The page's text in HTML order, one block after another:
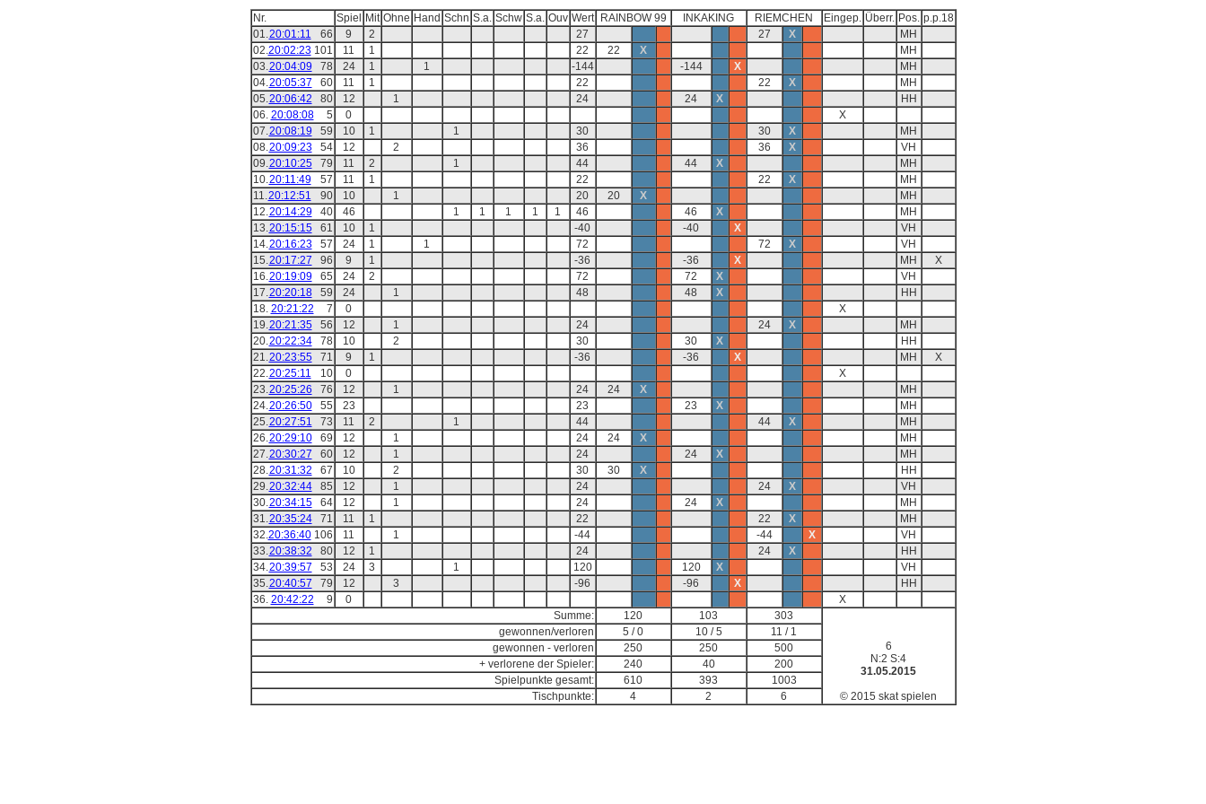
Nr. Spiel Mit Ohne Hand Schn S.a. Schw S.a. Ouv Wert RAINBOW 99 INKAKING RIEMCHEN Eingep. Überr. Pos. p.p.18
01.20:01:11 66 9 2 27 27 X
MH
02.20:02:23101 11 1 22 22 X
MH
03.20:04:09 78 24 1 1 -144 -144 X
MH
04.20:05:37 60 11 1 22 22 X
MH
05.20:06:42 80 12 1 24 24 X
HH
06. 20:08:08 5 0
X
07.20:08:19 59 10 1 1 30 30 X
MH
08.20:09:23 54 12 2 36 36 X
VH
09.20:10:25 79 11 2 1 44 44 X
MH
10.20:11:49 57 11 1 22 22 X
MH
11.20:12:51 90 10 1 20 20 X
MH
12.20:14:29 40 46 1 1 1 1 1 46 46 X
MH
13.20:15:15 61 10 1 -40 -40 X
VH
14.20:16:23 57 24 1 1 72 72 X
VH
15.20:17:27 96 9 1 -36 -36 X MH
X
16.20:19:09 65 24 2 72 72 X
VH
17.20:20:18 59 24 1 48 48 X
HH
18. 20:21:22 7 0
X
19.20:21:35 56 12 1 24 24 X
MH
20.20:22:34 78 10 2 30 30 X
HH
21.20:23:55 71 9 1 -36 -36 X MH
X
22.20:25:11 10 0
X
23.20:25:26 76 12 1 24 24 X
MH
24.20:26:50 55 23 23 23 X
MH
25.20:27:51 73 11 2 1 44 44 X
MH
26.20:29:10 69 12 1 24 24 X
MH
27.20:30:27 60 12 1 24 24 X
MH
28.20:31:32 67 10 2 30 30 X
HH
29.20:32:44 85 12 1 24 24 X
VH
30.20:34:15 64 12 1 24 24 X
MH
31.20:35:24 71 11 1 22 22 X
MH
32.20:36:40106 11 1 -44 -44 X
VH
33.20:38:32 80 12 1 24 24 X
HH
34.20:39:57 53 24 3 1 120 120 X
VH
35.20:40:57 79 12 3 -96 -96 X
HH
36. 20:42:22 9 0
X
Summe:
120 103 303
6
N:2 S:4
31.05.2015
© 2015 skat spielen
gewonnen/verloren 5 / 0 10 / 5
11 / 1
gewonnen - verloren
250 250
500
+ verlorene der Spieler:
240 40
200
Spielpunkte gesamt:
610 393
1003
Tischpunkte:
4 2 6